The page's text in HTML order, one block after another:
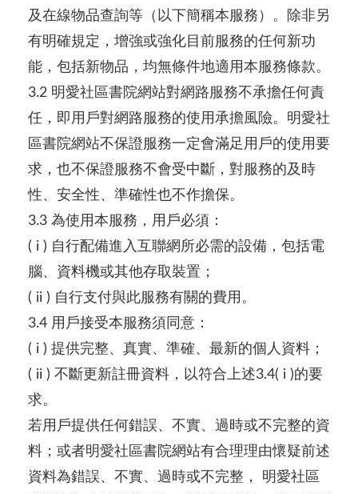
及在線物品查詢等（以下簡稱本服務）。除非另
有明確規定，增強或強化目前服務的任何新功
能，包括新物品，均無條件地適用本服務條款。
3.2 明愛社區書院網站對網路服務不承擔任何責
任，即用戶對網路服務的使用承擔風險。明愛社
區書院網站不保證服務一定會滿足用戶的使用要
求，也不保證服務不會受中斷，對服務的及時
性、安全性、準確性也不作擔保。
3.3 為使用本服務，用戶必須：
( i ) 自行配備進入互聯網所必需的設備，包括電
腦、資料機或其他存取裝置；
( ii ) 自行支付與此服務有關的費用。
3.4 用戶接受本服務須同意：
( i ) 提供完整、真實、準確、最新的個人資料；
( ii ) 不斷更新註冊資料，以符合上述3.4( i )的要
求。
若用戶提供任何錯誤、不實、過時或不完整的資
料；或者明愛社區書院網站有合理理由懷疑前述
資料為錯誤、不實、過時或不完整， 明愛社區